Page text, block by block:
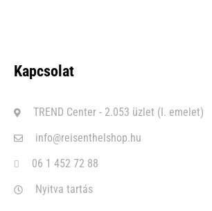
Kapcsolat
TREND Center - 2.053 üzlet (I. emelet)
info@reisenthelshop.hu
06 1 452 72 88
Nyitva tartás